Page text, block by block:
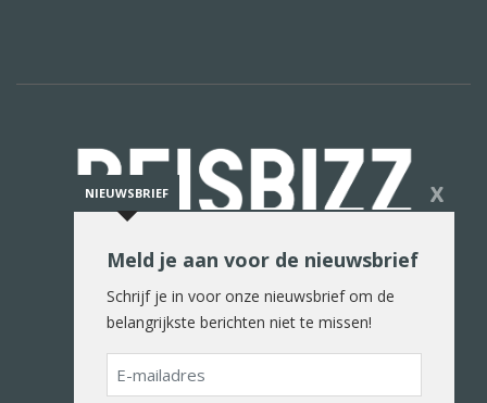
De reiswereld in woord en beeld
NIEUWSBRIEF X
Meld je aan voor de nieuwsbrief
Schrijf je in voor onze nieuwsbrief om de
belangrijkste berichten niet te missen!
E-
mailadres